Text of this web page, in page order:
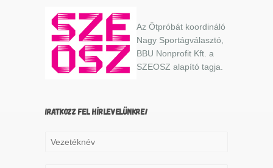
Az Ötpróbát koordináló
Nagy Sportágválasztó,
BBU Nonprofit Kft. a
SZEOSZ alapító tagja.
IRATKOZZ FEL HÍRLEVELÜNKRE!